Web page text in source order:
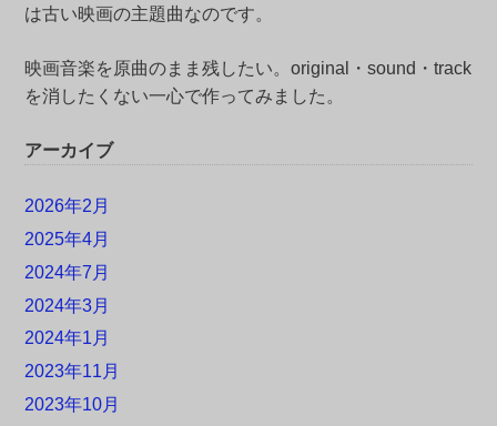
は古い映画の主題曲なのです。
映画音楽を原曲のまま残したい。original・sound・track
を消したくない一心で作ってみました。
アーカイブ
2026年2月
2025年4月
2024年7月
2024年3月
2024年1月
2023年11月
2023年10月